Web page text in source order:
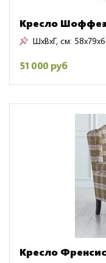
Кресло Шоффез
ШxВxГ, см:
51 000 руб
Кресло